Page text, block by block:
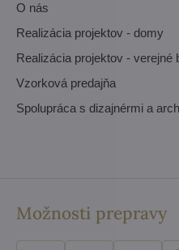
O nás
Realizácia projektov - domy
Realizácia projektov - verejné
Vzorková predajňa
Spolupráca s dizajnérmi a
Možnosti prepravy